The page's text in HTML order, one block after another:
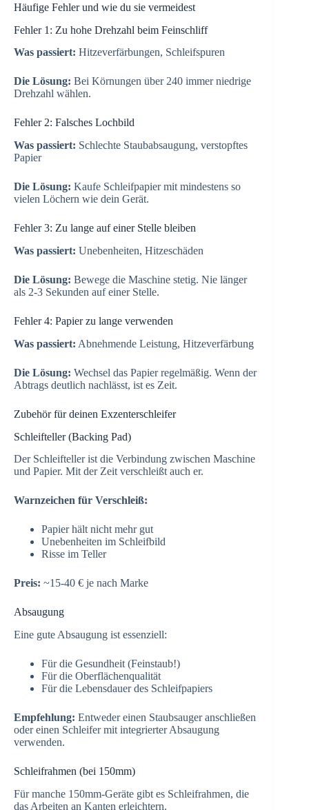
Häufige Fehler und wie du sie vermeidest
Fehler 1: Zu hohe Drehzahl beim Feinschliff
Was passiert: Hitzeverfärbungen, Schleifspuren
Die Lösung: Bei Körnungen über 240 immer niedrige
Drehzahl wählen.
Fehler 2: Falsches Lochbild
Was passiert: Schlechte Staubabsaugung, verstopftes
Papier
Die Lösung: Kaufe Schleifpapier mit mindestens so
vielen Löchern wie dein Gerät.
Fehler 3: Zu lange auf einer Stelle bleiben
Was passiert: Unebenheiten, Hitzeschäden
Die Lösung: Bewege die Maschine stetig. Nie länger
als 2-3 Sekunden auf einer Stelle.
Fehler 4: Papier zu lange verwenden
Was passiert: Abnehmende Leistung, Hitzeverfärbung
Die Lösung: Wechsel das Papier regelmäßig. Wenn der
Abtrags deutlich nachlässt, ist es Zeit.
Zubehör für deinen Exzenterschleifer
Schleifteller (Backing Pad)
Der Schleifteller ist die Verbindung zwischen Maschine
und Papier. Mit der Zeit verschleißt auch er.
Warnzeichen für Verschleiß:
Papier hält nicht mehr gut
Unebenheiten im Schleifbild
Risse im Teller
Preis: ~15-40 € je nach Marke
Absaugung
Eine gute Absaugung ist essenziell:
Für die Gesundheit (Feinstaub!)
Für die Oberflächenqualität
Für die Lebensdauer des Schleifpapiers
Empfehlung: Entweder einen Staubsauger anschließen
oder einen Schleifer mit integrierter Absaugung
verwenden.
Schleifrahmen (bei 150mm)
Für manche 150mm-Geräte gibt es Schleifrahmen, die
das Arbeiten an Kanten erleichtern.